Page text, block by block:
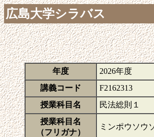
広島大学シラバス
年度 2026年度
講義コード
F2162313
授業科目名
民法総則１
授業科目名
（フリガナ）
ミンポウソウ